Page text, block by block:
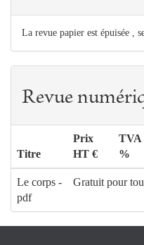
La revue papier est épuisée ,
Revue
Titre
Prix
HT €
TVA
%
Le corps -
pdf
Gratuit pour